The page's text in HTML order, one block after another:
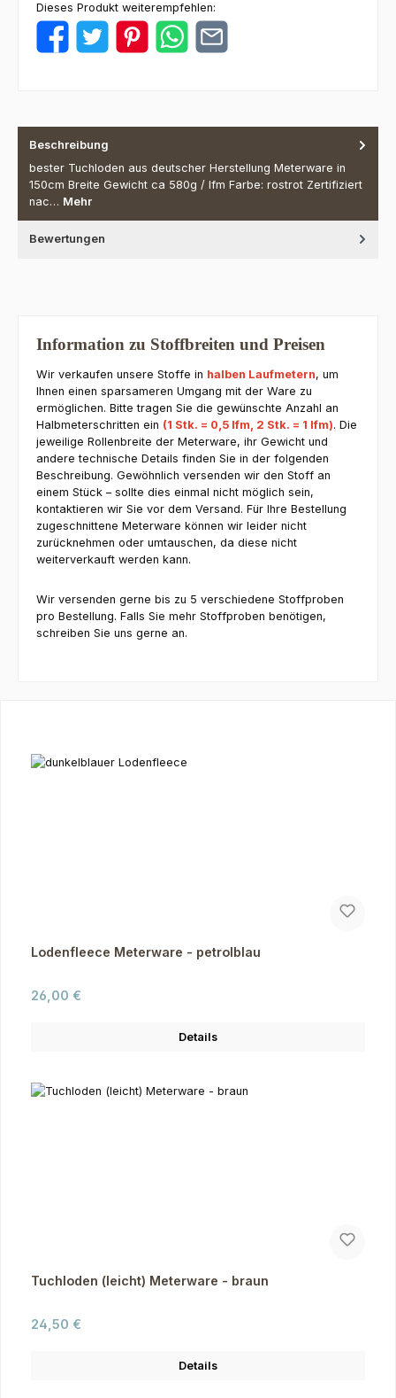
Dieses Produkt weiterempfehlen:
Beschreibung
bester Tuchloden aus deutscher Herstellung Meterware in
150cm Breite Gewicht ca 580g / lfm Farbe: rostrot Zertifiziert
nac… Mehr
Bewertungen
Information zu Stoffbreiten und Preisen
Wir verkaufen unsere Stoffe in halben Laufmetern, um
Ihnen einen sparsameren Umgang mit der Ware zu
ermöglichen. Bitte tragen Sie die gewünschte Anzahl an
Halbmeterschritten ein (1 Stk. = 0,5 lfm, 2 Stk. = 1 lfm). Die
jeweilige Rollenbreite der Meterware, ihr Gewicht und
andere technische Details finden Sie in der folgenden
Beschreibung. Gewöhnlich versenden wir den Stoff an
einem Stück – sollte dies einmal nicht möglich sein,
kontaktieren wir Sie vor dem Versand. Für Ihre Bestellung
zugeschnittene Meterware können wir leider nicht
zurücknehmen oder umtauschen, da diese nicht
weiterverkauft werden kann.
Wir versenden gerne bis zu 5 verschiedene Stoffproben
pro Bestellung. Falls Sie mehr Stoffproben benötigen,
schreiben Sie uns gerne an.
Lodenfleece Meterware - petrolblau
Regulärer Preis:
26,00 €
Details
Tuchloden (leicht) Meterware - braun
Regulärer Preis:
24,50 €
Details